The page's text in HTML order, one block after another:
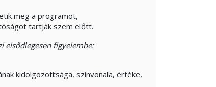
meg a programot,
tartják szem előtt.
elsődlegesen figyelembe:
kidolgozottsága, színvonala, értéke,